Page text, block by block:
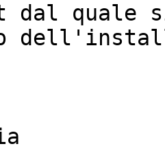
dal quale